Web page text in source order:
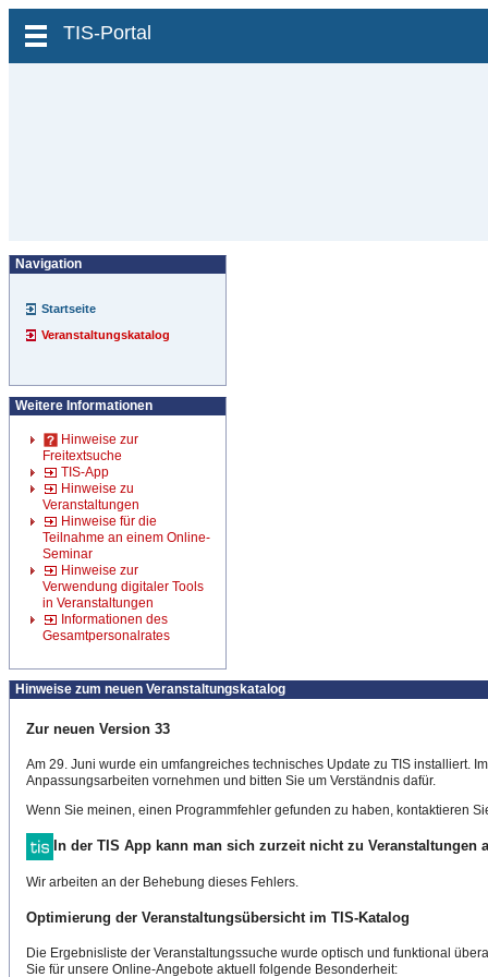
zum Inhalt wechseln
TIS-Portal
Navigation
Startseite
Veranstaltungskatalog
Weitere Informationen
Hinweise zur
Freitextsuche
TIS-App
Hinweise zu
Veranstaltungen
Hinweise für die
Teilnahme an einem Online-
Seminar
Hinweise zur
Verwendung digitaler Tools
in Veranstaltungen
Informationen des
Gesamtpersonalrates
Hinweise zum neuen Veranstaltungskatalog
Zur neuen Version 33
Am 29. Juni wurde ein umfangreiches technisches Update zu TIS installiert.
Anpassungsarbeiten vornehmen und bitten Sie um Verständnis dafür.
Wenn Sie meinen, einen Programmfehler gefunden zu haben, kontaktieren
In der TIS App kann man sich zurzeit nicht zu Veranstaltungen
Wir arbeiten an der Behebung dieses Fehlers.
Optimierung der Veranstaltungsübersicht im TIS-Katalog
Die Ergebnisliste der Veranstaltungssuche wurde optisch und funktional
Sie für unsere Online-Angebote aktuell folgende Besonderheit: